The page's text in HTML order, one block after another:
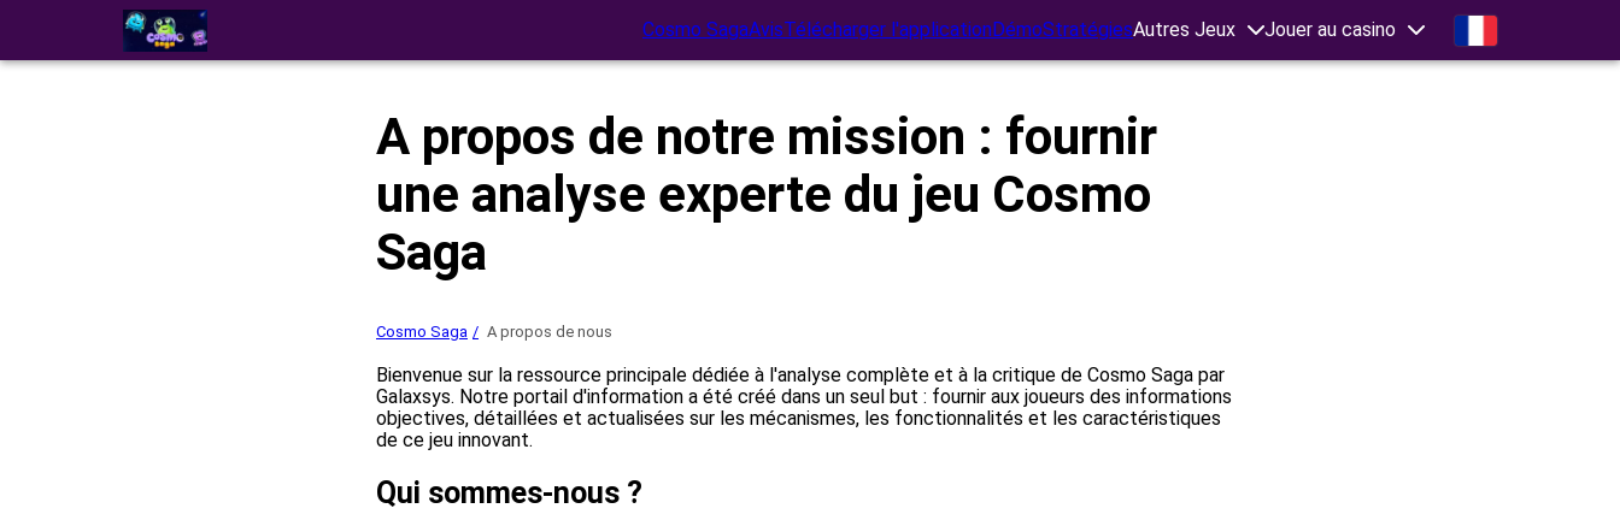
Cosmo SagaAvisTélécharger l'applicationDémoStratégiesAutres Jeux Jouer au casino
A propos de notre mission : fournir
une analyse experte du jeu Cosmo
Saga
Cosmo Saga A propos de nous
Bienvenue sur la ressource principale dédiée à l'analyse complète et à la critique de Cosmo Saga par
Galaxsys. Notre portail d'information a été créé dans un seul but : fournir aux joueurs des informations
objectives, détaillées et actualisées sur les mécanismes, les fonctionnalités et les caractéristiques
de ce jeu innovant.
Qui sommes-nous ?